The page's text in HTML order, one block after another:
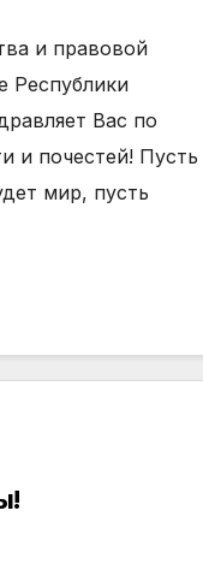
и правовой
Республики
Вас по
и почестей! Пусть
мир, пусть